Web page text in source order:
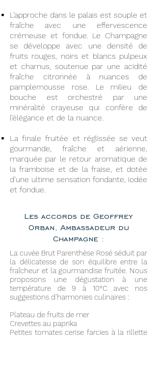
L’approche dans le palais est souple et
fraîche avec une effervescence
crémeuse et fondue. Le Champagne
se développe avec une densité de
fruits rouges, noirs et blancs pulpeux
et charnus, soutenue par une acidité
fraîche citronnée à nuances de
pamplemousse rose. Le milieu de
bouche est orchestré par une
minéralité crayeuse qui confère de
l’élégance et de la nuance.
La finale fruitée et réglissée se veut
gourmande, fraîche et aérienne,
marquée par le retour aromatique de
la framboise et de la fraise, et dotée
d’une ultime sensation fondante, iodée
et fondue.
Les accords de Geoffrey
Orban, Ambassadeur du
Champagne :
La cuvée Brut Parenthèse Rosé séduit par
la délicatesse de son équilibre entre la
fraîcheur et la gourmandise fruitée. Nous
proposons une dégustation à une
température de 9 à 10°C avec nos
suggestions d’harmonies culinaires :
Plateau de fruits de mer
Crevettes au paprika
Petites tomates cerise farcies à la rillette